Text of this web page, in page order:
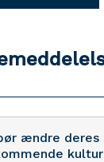
ændre deres